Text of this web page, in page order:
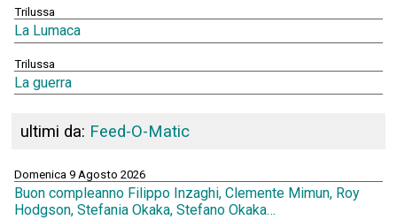
Trilussa
La Lumaca
Trilussa
La guerra
ultimi da: Feed-O-Matic
Domenica 9 Agosto 2026
Buon compleanno Filippo Inzaghi, Clemente Mimun, Roy
Hodgson, Stefania Okaka, Stefano Okaka…